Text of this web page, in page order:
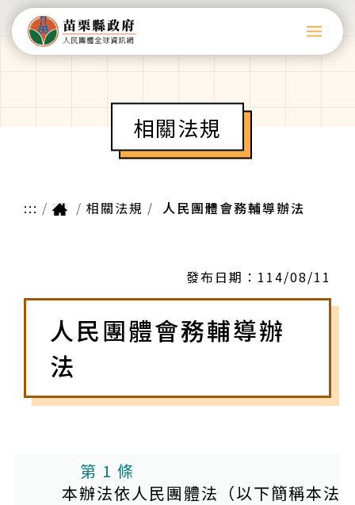
相關法規
::: 相關法規 人民團體會務輔導辦法
發布日期： 114/08/11
人民團體會務輔導辦
法
第 1 條
本辦法依人民團體法（以下簡稱本法